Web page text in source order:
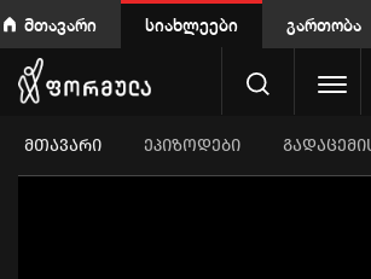
მთავარი სიახლეები გართობა
ᲛᲗᲐᲕᲐᲠᲘ ეპიზოდები